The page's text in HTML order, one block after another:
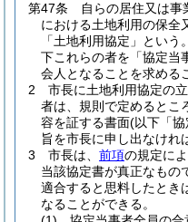
第47条
自らの居住又は
における土地利用の保全
「土地利用協定」という
下これらの者を「協定当
会人となることを求める
2
市長に土地利用協定の
者は、規則で定めるとこ
容を証する書面(以下「
旨を市長に申し出なけれ
3
市長は、 前項の規定に
当該協定書が真正なもの
適合すると思料したとき
なることができる。